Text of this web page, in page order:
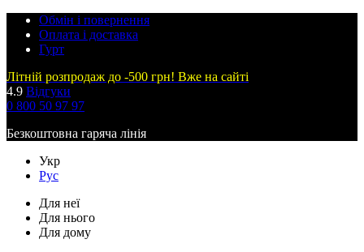
Обмін і повернення
Оплата і доставка
Гурт
Літній розпродаж до -500 грн! Вже на сайті
4.9 Відгуки
0 800 50 97 97
Безкоштовна гаряча лінія
Укр
Рус
Для неї
Для нього
Для дому